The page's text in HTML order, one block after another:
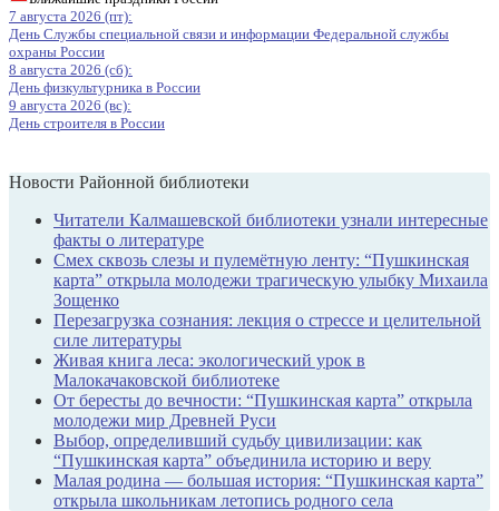
7 августа 2026 (пт):
День Службы специальной связи и информации Федеральной службы
охраны России
8 августа 2026 (сб):
День физкультурника в России
9 августа 2026 (вс):
День строителя в России
Новости Районной библиотеки
Читатели Калмашевской библиотеки узнали интересные
факты о литературе
Смех сквозь слезы и пулемётную ленту: “Пушкинская
карта” открыла молодежи трагическую улыбку Михаила
Зощенко
Перезагрузка сознания: лекция о стрессе и целительной
силе литературы
Живая книга леса: экологический урок в
Малокачаковской библиотеке
От бересты до вечности: “Пушкинская карта” открыла
молодежи мир Древней Руси
Выбор, определивший судьбу цивилизации: как
“Пушкинская карта” объединила историю и веру
Малая родина — большая история: “Пушкинская карта”
открыла школьникам летопись родного села